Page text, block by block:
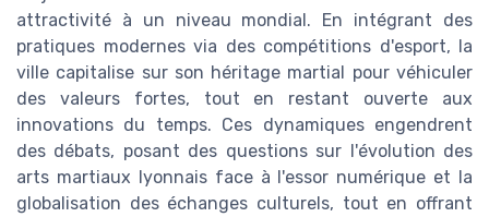
attractivité à un niveau mondial. En intégrant des
pratiques modernes via des compétitions d'esport, la
ville capitalise sur son héritage martial pour véhiculer
des valeurs fortes, tout en restant ouverte aux
innovations du temps. Ces dynamiques engendrent
des débats, posant des questions sur l'évolution des
arts martiaux lyonnais face à l'essor numérique et la
globalisation des échanges culturels, tout en offrant